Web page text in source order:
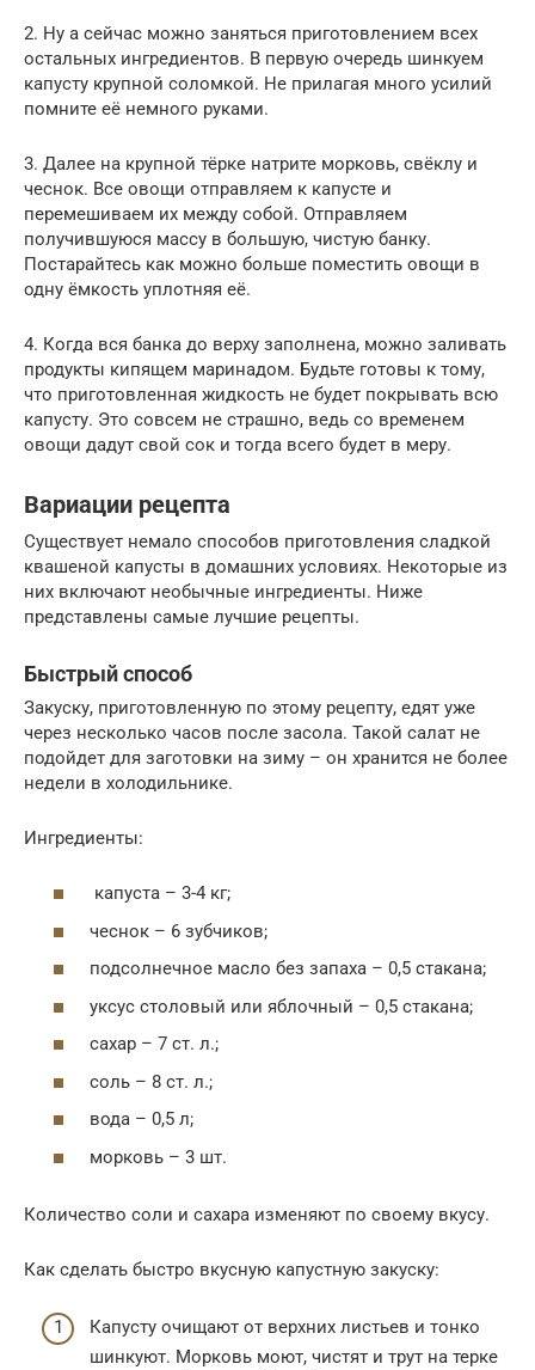
2. Ну а сейчас можно заняться приготовлением всех
остальных ингредиентов. В первую очередь шинкуем
капусту крупной соломкой. Не прилагая много усилий
помните её немного руками.
3. Далее на крупной тёрке натрите морковь, свёклу и
чеснок. Все овощи отправляем к капусте и
перемешиваем их между собой. Отправляем
получившуюся массу в большую, чистую банку.
Постарайтесь как можно больше поместить овощи в
одну ёмкость уплотняя её.
4. Когда вся банка до верху заполнена, можно заливать
продукты кипящем маринадом. Будьте готовы к тому,
что приготовленная жидкость не будет покрывать всю
капусту. Это совсем не страшно, ведь со временем
овощи дадут свой сок и тогда всего будет в меру.
Вариации рецепта
Существует немало способов приготовления сладкой
квашеной капусты в домашних условиях. Некоторые из
них включают необычные ингредиенты. Ниже
представлены самые лучшие рецепты.
Быстрый способ
Закуску, приготовленную по этому рецепту, едят уже
через несколько часов после засола. Такой салат не
подойдет для заготовки на зиму – он хранится не более
недели в холодильнике.
Ингредиенты:
капуста – 3-4 кг;
чеснок – 6 зубчиков;
подсолнечное масло без запаха – 0,5 стакана;
уксус столовый или яблочный – 0,5 стакана;
сахар – 7 ст. л.;
соль – 8 ст. л.;
вода – 0,5 л;
морковь – 3 шт.
Количество соли и сахара изменяют по своему вкусу.
Как сделать быстро вкусную капустную закуску:
Капусту очищают от верхних листьев и тонко
шинкуют. Морковь моют, чистят и трут на терке